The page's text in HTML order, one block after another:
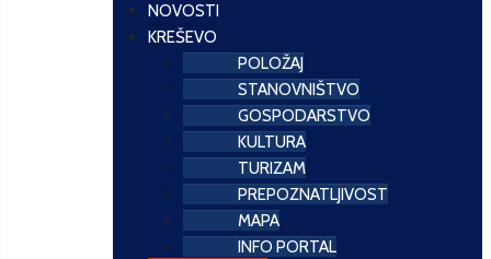
NOVOSTI
KREŠEVO
POLOŽAJ
STANOVNIŠTVO
GOSPODARSTVO
KULTURA
TURIZAM
PREPOZNATLJIVOST
MAPA
INFO PORTAL